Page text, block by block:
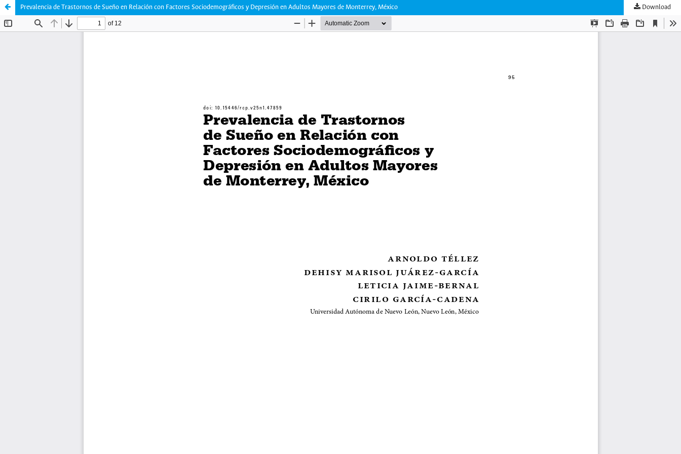
Prevalencia de Trastornos de Sueño en Relación con Factores Sociodemográficos y Depresión en Adultos Mayores de Monterrey, México Download